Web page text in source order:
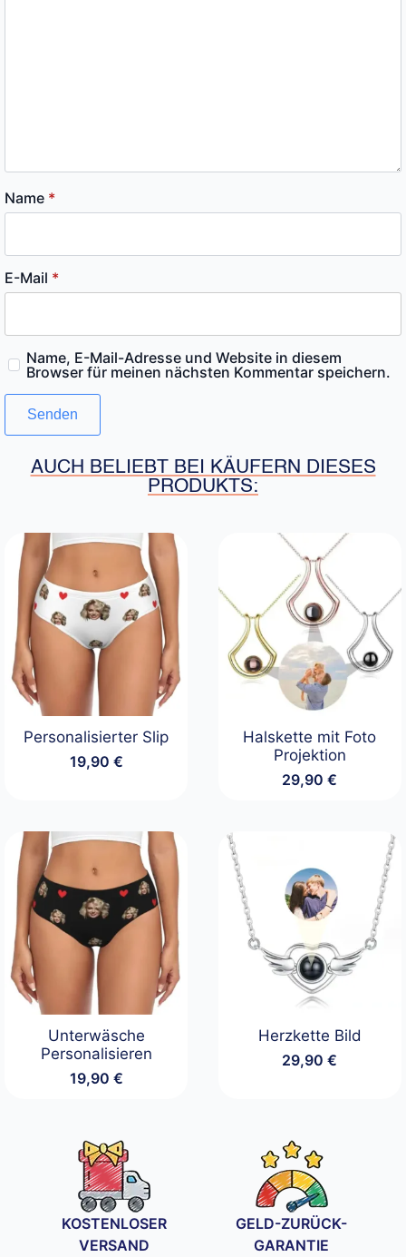
Name *
E-Mail *
Name, E-Mail-Adresse und Website in diesem
Browser für meinen nächsten Kommentar speichern.
AUCH BELIEBT BEI KÄUFERN DIESES
PRODUKTS:
Personalisierter Slip
19,90 €
Halskette mit Foto
Projektion
29,90€
Unterwäsche
Personalisieren
19,90 €
Herzkette Bild
29,90€
KOSTENLOSER
VERSAND
GELD-ZURÜCK-
GARANTIE